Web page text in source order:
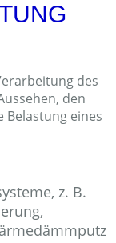
des
den
Belastung eines
z. B.